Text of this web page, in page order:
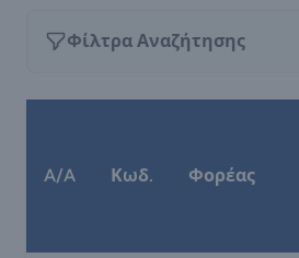
Φίλτρα Αναζήτησης
A/A Κωδ. Φορέας